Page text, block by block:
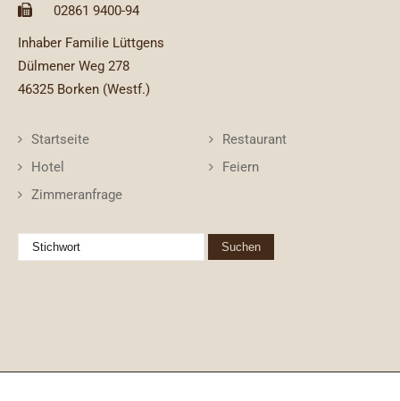
02861 9400-94
Inhaber Familie Lüttgens
Dülmener Weg 278
46325 Borken (Westf.)
Startseite
Hotel
Zimmeranfrage
Restaurant
Feiern